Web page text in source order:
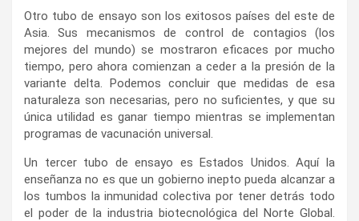
Otro tubo de ensayo son los exitosos países del este de
Asia. Sus mecanismos de control de contagios (los
mejores del mundo) se mostraron eficaces por mucho
tiempo, pero ahora comienzan a ceder a la presión de la
variante delta. Podemos concluir que medidas de esa
naturaleza son necesarias, pero no suficientes, y que su
única utilidad es ganar tiempo mientras se implementan
programas de vacunación universal.
Un tercer tubo de ensayo es Estados Unidos. Aquí la
enseñanza no es que un gobierno inepto pueda alcanzar a
los tumbos la inmunidad colectiva por tener detrás todo
el poder de la industria biotecnológica del Norte Global.